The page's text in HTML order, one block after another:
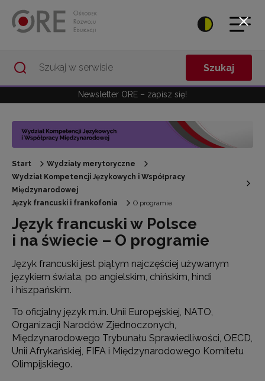
Szukaj
Newsletter ORE – zapisz się!
Start
Wydziały merytoryczne
Wydział Kompetencji Językowych i Współpracy
Międzynarodowej
Język francuski i frankofonia
O programie
Język francuski w Polsce
i na świecie – O programie
Język francuski jest piątym najczęściej używanym
językiem świata, po angielskim, chińskim, hindi
i hiszpańskim.
To oficjalny język m.in. Unii Europejskiej, NATO,
Organizacji Narodów Zjednoczonych,
Międzynarodowego Trybunału Sprawiedliwości, OECD,
Unii Afrykańskiej, FIFA i Międzynarodowego Komitetu
Olimpijskiego.